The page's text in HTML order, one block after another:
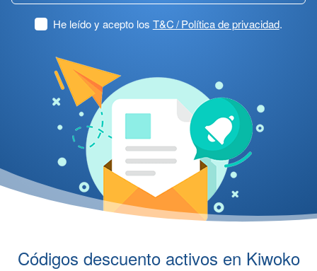
He leído y acepto los T&C / Política de privacidad.
Códigos descuento activos en Kiwoko